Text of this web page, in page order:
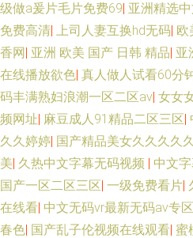
级做a爰片毛片免费69| 亚洲精选
免费高清| 上司人妻互换hd无码| 欧
香网| 亚洲 欧美 国产 日韩 精品| 亚
在线播放欲色| 真人做人试看60分
码丰满熟妇浪潮一区二区av| 女女
频网址| 麻豆成人91精品二区三区|
久久婷婷| 国产精品美女久久久久
美| 久热中文字幕无码视频 | 中文
国产一区二区三区| 一级免费看片|
在线看| 中文无码vr最新无码av专区
春色| 国产乱子伦视频在线观看| 蜜